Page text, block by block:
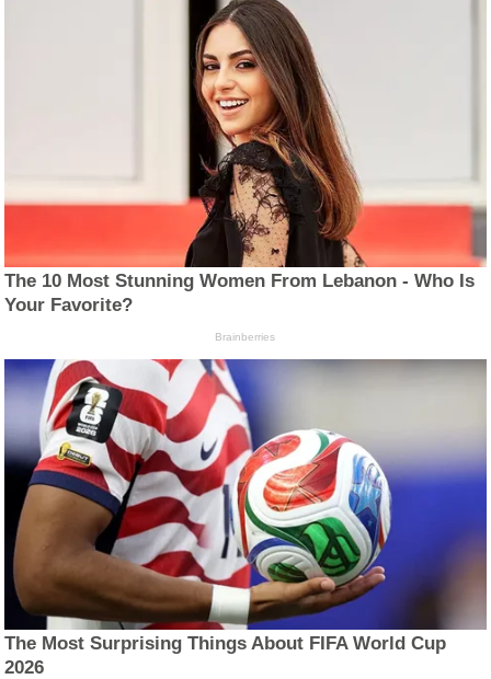
The 10 Most Stunning Women From Lebanon - Who Is
Your Favorite?
Brainberries
The Most Surprising Things About FIFA World Cup
2026